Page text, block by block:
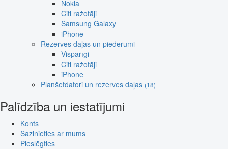
Nokia
Citi ražotāji
Samsung Galaxy
iPhone
Rezerves daļas un piederumi
Vispārīgi
Citi ražotāji
iPhone
Planšetdatori un rezerves daļas (18)
Palīdzība un iestatījumi
Konts
Sazinieties ar mums
Pieslēgties